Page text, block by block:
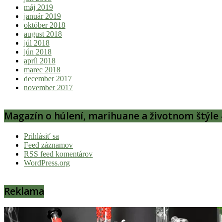
máj 2019
január 2019
október 2018
august 2018
júl 2018
jún 2018
apríl 2018
marec 2018
december 2017
november 2017
Magazín o húlení, marihuane a životnom štýle
Prihlásiť sa
Feed záznamov
RSS feed komentárov
WordPress.org
Reklama